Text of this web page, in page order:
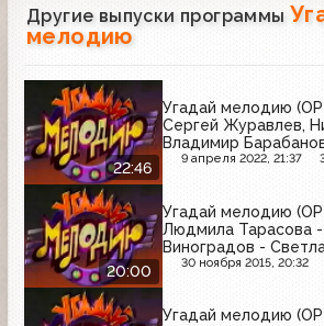
Другие выпуски программы
мелодию
22:46
Угадай мелодию
Сергей Журавлев,
Владимир
9 апреля 2022, 21:37
20:00
Угадай мелодию
Людмила Тарасова
Виноградов -
30 ноября 2015, 20:32
Угадай мелодию